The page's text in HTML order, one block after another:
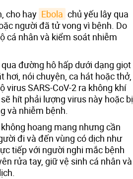
cho hay Ebola chủ yếu lây qua
người đã tử vong vì bệnh. Do
cá nhân và kiểm soát nhiễm
đường hô hấp dưới dạng giọt
hơi, nói chuyện, ca hát hoặc thở,
SARS-CoV-2 ra không khí
hít phải lượng virus này hoặc bị
và nhiễm bệnh.
hoang mang nhưng cần
đi và đến vùng có dịch như
tiếp với người nghi mắc bệnh
rửa tay, giữ vệ sinh cá nhân và